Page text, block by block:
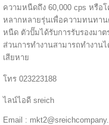
ความหนืดถึง 60,000 cps หรือ
หลากหลายรุ่นเพื่อความทนทาน
หนืด ตัวปั๊มได้รับการรับรองมาต
ส่วนการทำงานสามารถทำงาน
เสียหาย
โทร 023223188
ไลน์ไอดี sreich
Email :